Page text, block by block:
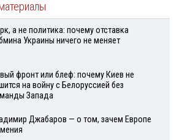
а не политика: почему отставка
Украины ничего не меняет
фронт или блеф: почему Киев не
на войну с Белоруссией без
Запада
Джабаров — о том, зачем Европе